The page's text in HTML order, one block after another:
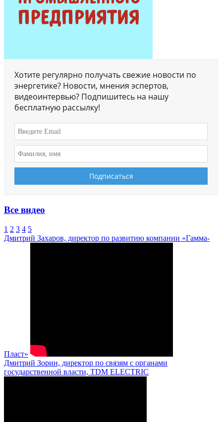
Хотите регулярно получать свежие новости по
энергетике? Новости, мнения эспертов,
видеоинтервью? Подпишитесь на нашу
бесплатную рассылку!
Все видео
1 2 3 4 5
Дмитрий Захаров, директор по развитию компании «Гамма-
Пласт»
Дмитрий Зорин, директор по связям с органами
государственной власти, TDM ELECTRIC